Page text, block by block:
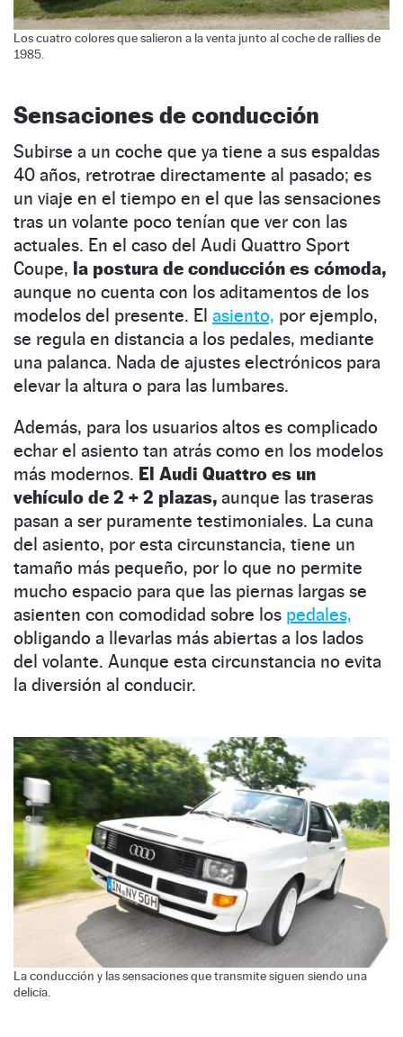
Los cuatro colores que salieron a la venta junto al coche de rallies de
1985.
Sensaciones de conducción
Subirse a un coche que ya tiene a sus espaldas
40 años, retrotrae directamente al pasado; es
un viaje en el tiempo en el que las sensaciones
tras un volante poco tenían que ver con las
actuales. En el caso del Audi Quattro Sport
Coupe, la postura de conducción es cómoda,
aunque no cuenta con los aditamentos de los
modelos del presente. El asiento, por ejemplo,
se regula en distancia a los pedales, mediante
una palanca. Nada de ajustes electrónicos para
elevar la altura o para las lumbares.
Además, para los usuarios altos es complicado
echar el asiento tan atrás como en los modelos
más modernos. El Audi Quattro es un
vehículo de 2 + 2 plazas, aunque las traseras
pasan a ser puramente testimoniales. La cuna
del asiento, por esta circunstancia, tiene un
tamaño más pequeño, por lo que no permite
mucho espacio para que las piernas largas se
asienten con comodidad sobre los pedales,
obligando a llevarlas más abiertas a los lados
del volante. Aunque esta circunstancia no evita
la diversión al conducir.
La conducción y las sensaciones que transmite siguen siendo una
delicia.